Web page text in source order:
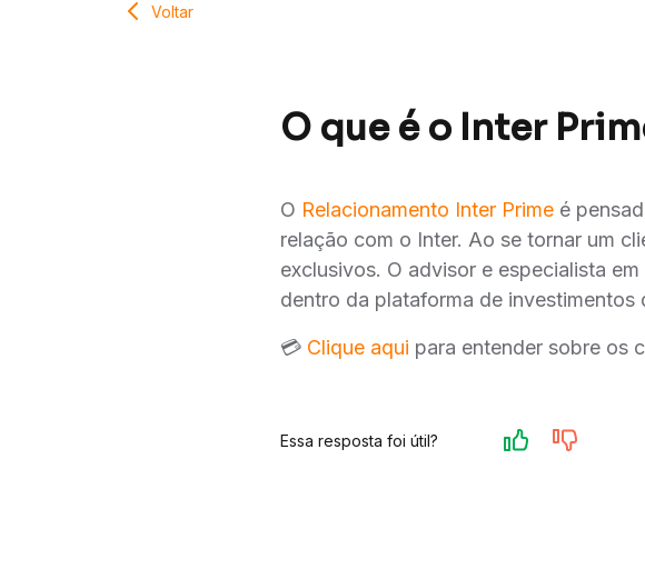
Voltar
O que é o Inter
O Relacionamento Inter Prime é
relação com o Inter. Ao se tornar um
exclusivos. O advisor e especialista
dentro da plataforma de investimentos
💳 Clique aqui para entender sobre os
Essa resposta foi útil?